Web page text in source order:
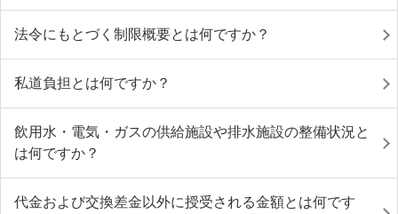
法令にもとづく制限概要とは何ですか？
私道負担とは何ですか？
飲用水・電気・ガスの供給施設や排水施設の整備状況と
は何ですか？
代金および交換差金以外に授受される金額とは何です